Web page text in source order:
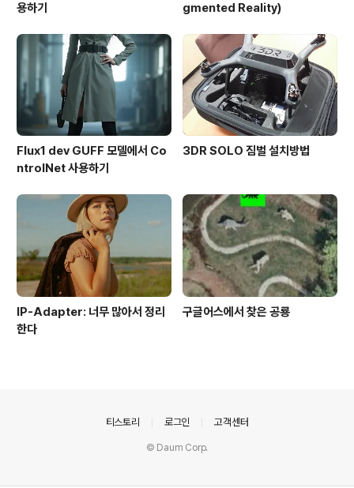
용하기
gmented Reality)
Flux1 dev GUFF 모델에서 Co
ntrolNet 사용하기
3DR SOLO 짐벌 설치방법
IP-Adapter: 너무 많아서 정리
한다
구글어스에서 찾은 공룡
티스토리 로그인 고객센터
© Daum Corp.